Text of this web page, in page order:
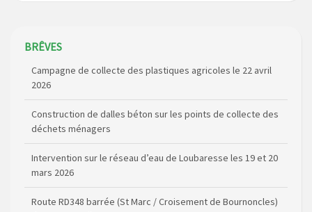
BRÊVES
Campagne de collecte des plastiques agricoles le 22 avril
Construction de dalles béton sur les points de collecte des
déchets ménagers
Intervention sur le réseau d’eau de Loubaresse les 19 et 20
mars 2026
Route RD348 barrée (St Marc / Croisement de Bournoncles)
du 7 au 10 avril 2026